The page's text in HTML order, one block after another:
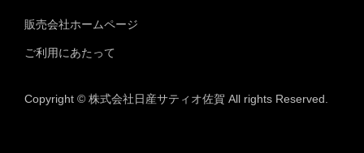
販売会社ホームページ
ご利用にあたって
Copyright © 株式会社日産サティオ佐賀 All rights Reserved.